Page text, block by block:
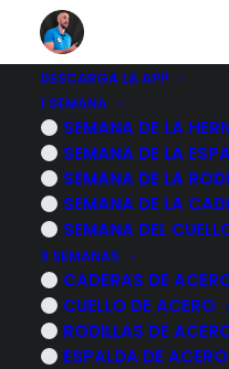
DESCARGA LA APP
1 SEMANA
SEMANA DE LA
SEMANA DE LA
SEMANA DE LA
SEMANA DE LA
SEMANA DEL
3 SEMANAS
CADERAS DE
CUELLO DE ACERO
RODILLAS DE
ESPALDA DE ACERO
y evitar la
23 ENERO, 2024 |